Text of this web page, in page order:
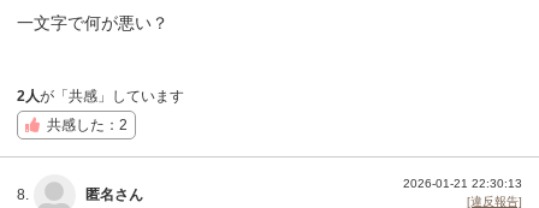
一文字で何が悪い？
2人が「共感」しています
共感した：2
8. 匿名さん
2026-01-21 22:30:13
[違反報告]